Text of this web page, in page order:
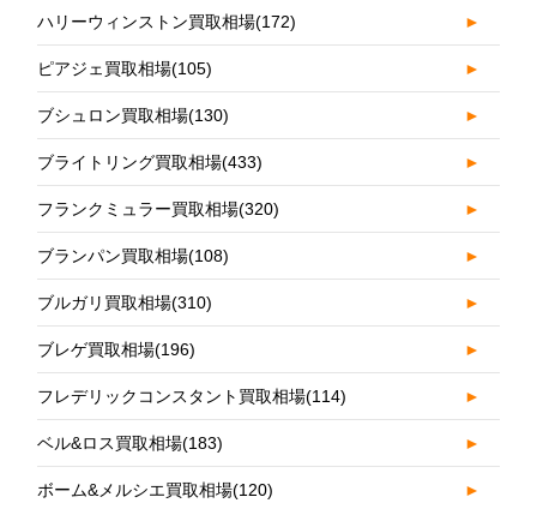
ハリーウィンストン買取相場(172) ►
ピアジェ買取相場(105) ►
ブシュロン買取相場(130) ►
ブライトリング買取相場(433) ►
フランクミュラー買取相場(320) ►
ブランパン買取相場(108) ►
ブルガリ買取相場(310) ►
ブレゲ買取相場(196) ►
フレデリックコンスタント買取相場(114) ►
ベル&ロス買取相場(183) ►
ボーム&メルシエ買取相場(120) ►